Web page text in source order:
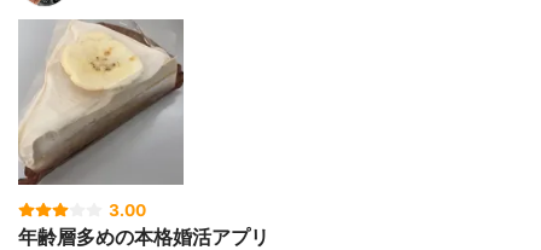
3.00
年齢層多めの本格婚活アプリ